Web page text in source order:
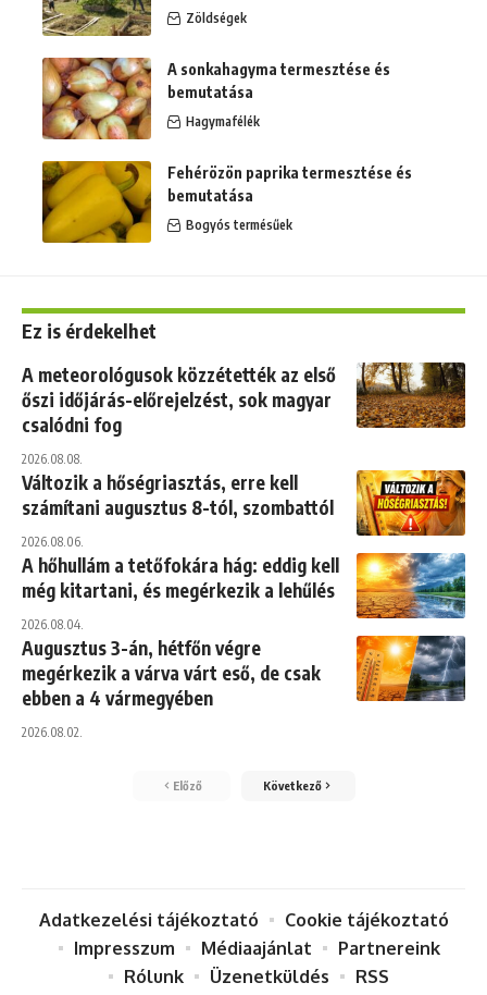
Zöldségek
A sonkahagyma termesztése és
bemutatása
Hagymafélék
Fehérözön paprika termesztése és
bemutatása
Bogyós termésűek
Ez is érdekelhet
A meteorológusok közzétették az első
őszi időjárás-előrejelzést, sok magyar
csalódni fog
2026.08.08.
Változik a hőségriasztás, erre kell
számítani augusztus 8-tól, szombattól
2026.08.06.
A hőhullám a tetőfokára hág: eddig kell
még kitartani, és megérkezik a lehűlés
2026.08.04.
Augusztus 3-án, hétfőn végre
megérkezik a várva várt eső, de csak
ebben a 4 vármegyében
2026.08.02.
Előző Következő
Adatkezelési tájékoztató
Cookie tájékoztató
Impresszum
Médiaajánlat
Partnereink
Rólunk
Üzenetküldés RSS